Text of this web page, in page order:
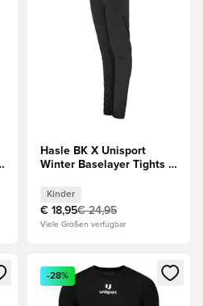
Hasle BK X Unisport
Winter Baselayer Tights -
Kinder
€ 18,95€ 24,95
Viele Größen verfügbar
oder Registrieren als
Öffnet ein Fenster zum
-28%